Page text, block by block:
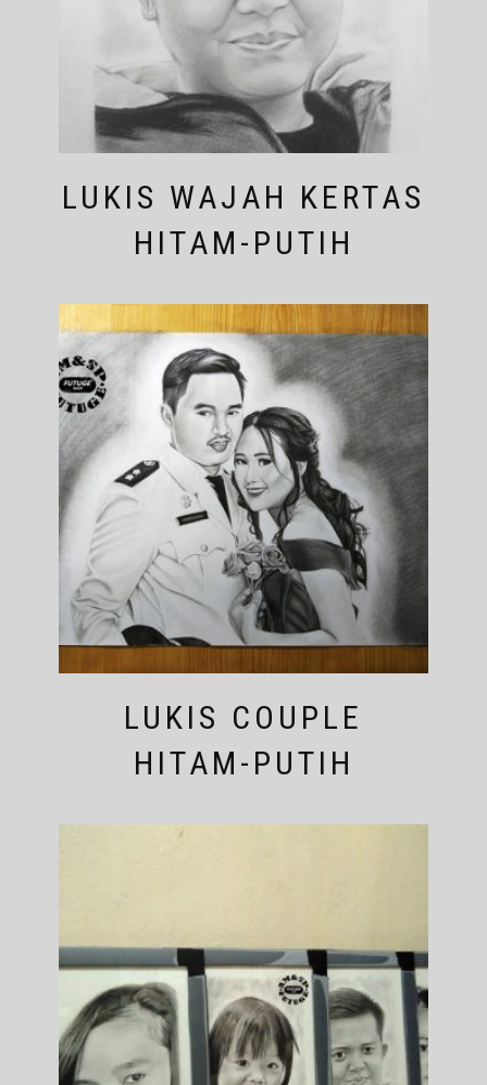
LUKIS WAJAH KERTAS
HITAM-PUTIH
LUKIS COUPLE
HITAM-PUTIH